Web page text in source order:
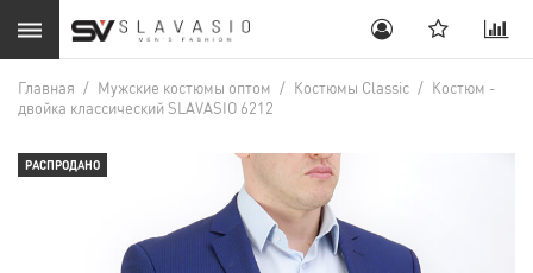
Главная / Мужские костюмы оптом / Костюмы Classic / Костюм -
двойка классический SLAVASIO 6212
РАСПРОДАНО